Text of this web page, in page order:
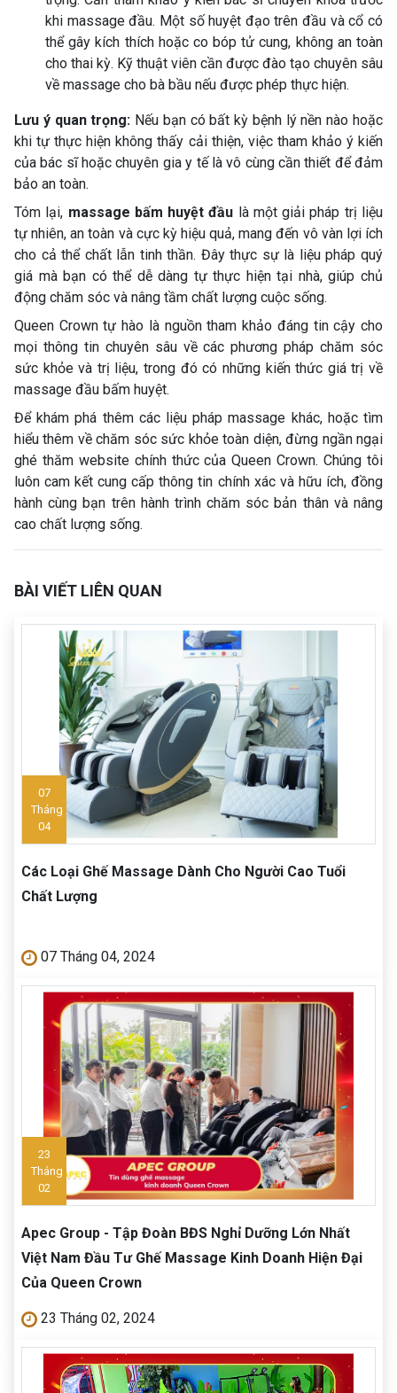
khi massage đầu. Một số huyệt đạo trên đầu và cổ có
thể gây kích thích hoặc co bóp tử cung, không an toàn
cho thai kỳ. Kỹ thuật viên cần được đào tạo chuyên sâu
về massage cho bà bầu nếu được phép thực hiện.
Lưu ý quan trọng: Nếu bạn có bất kỳ bệnh lý nền nào hoặc
khi tự thực hiện không thấy cải thiện, việc tham khảo ý kiến
của bác sĩ hoặc chuyên gia y tế là vô cùng cần thiết để đảm
bảo an toàn.
Tóm lại, massage bấm huyệt đầu là một giải pháp trị liệu
tự nhiên, an toàn và cực kỳ hiệu quả, mang đến vô vàn lợi ích
cho cả thể chất lẫn tinh thần. Đây thực sự là liệu pháp quý
giá mà bạn có thể dễ dàng tự thực hiện tại nhà, giúp chủ
động chăm sóc và nâng tầm chất lượng cuộc sống.
Queen Crown tự hào là nguồn tham khảo đáng tin cậy cho
mọi thông tin chuyên sâu về các phương pháp chăm sóc
sức khỏe và trị liệu, trong đó có những kiến thức giá trị về
massage đầu bấm huyệt.
Để khám phá thêm các liệu pháp massage khác, hoặc tìm
hiểu thêm về chăm sóc sức khỏe toàn diện, đừng ngần ngại
ghé thăm website chính thức của Queen Crown. Chúng tôi
luôn cam kết cung cấp thông tin chính xác và hữu ích, đồng
hành cùng bạn trên hành trình chăm sóc bản thân và nâng
cao chất lượng sống.
BÀI VIẾT LIÊN QUAN
07
Tháng
04
Các Loại Ghế Massage Dành Cho Người Cao Tuổi
Chất Lượng
07 Tháng 04, 2024
23
Tháng
02
Apec Group - Tập Đoàn BĐS Nghỉ Dưỡng Lớn Nhất
Việt Nam Đầu Tư Ghế Massage Kinh Doanh Hiện Đại
Của Queen Crown
23 Tháng 02, 2024